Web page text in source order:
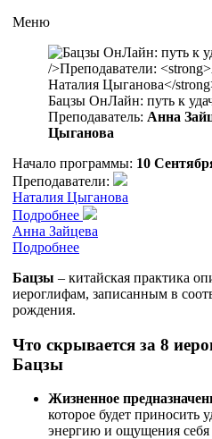
Меню
Бацзы ОнЛайн: путь к
Преподаватель: Анна
Цыганова
Начало программы: 10
Преподаватели:
Наталия Цыганова
Подробнее
Анна Зайцева
Подробнее
Бацзы – китайская практика
иероглифам, записанным в
рождения.
Что скрывается за 8
Бацзы
Жизненное
которое будет приносить
энергию и ощущения себя